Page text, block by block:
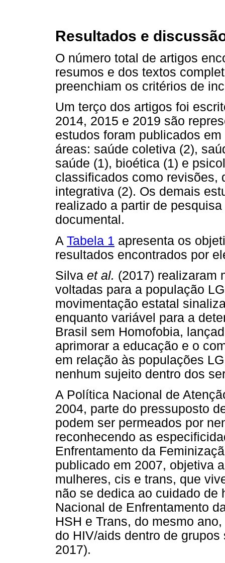
Resultados e
O número total de artigos
resumos e dos textos
preenchiam os critérios de
Um terço dos artigos foi
2014, 2015 e 2019 são
estudos foram publicados
áreas: saúde coletiva (2),
saúde (1), bioética (1) e
classificados como revisões,
integrativa (2). Os demais
realizado a partir de
documental.
A Tabela 1 apresenta os
resultados encontrados por
Silva et al. (2017) realizaram
voltadas para a população
movimentação estatal
enquanto variável para a
Brasil sem Homofobia,
aprimorar a educação e o
em relação às populações
nenhum sujeito dentro dos
A Política Nacional de
2004, parte do pressuposto
podem ser permeados por
reconhecendo as
Enfrentamento da
publicado em 2007, objetiva
mulheres, cis e trans, que
não se dedica ao cuidado de
Nacional de Enfrentamento
HSH e Trans, do mesmo
do HIV/aids dentro de
2017).